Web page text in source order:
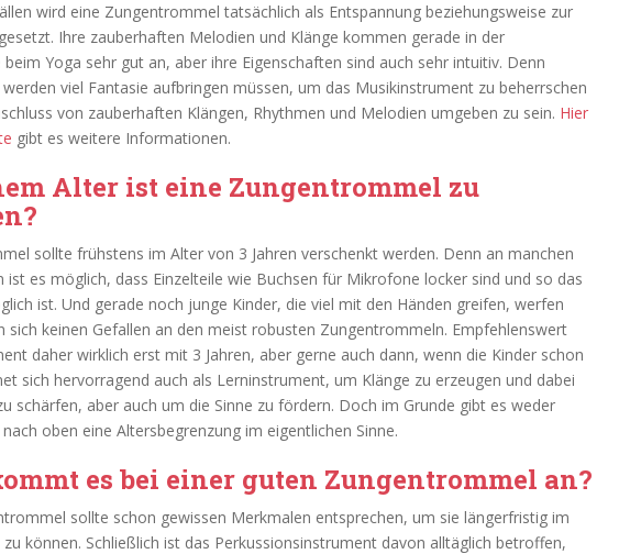
wird eine Zungentrommel tatsächlich als Entspannung beziehungsweise zur
Ihre zauberhaften Melodien und Klänge kommen gerade in der
beim Yoga sehr gut an, aber ihre Eigenschaften sind auch sehr intuitiv. Denn
viel Fantasie aufbringen müssen, um das Musikinstrument zu beherrschen
von zauberhaften Klängen, Rhythmen und Melodien umgeben zu sein. Hier
gibt es weitere Informationen.
Alter ist eine Zungentrommel zu
sollte frühstens im Alter von 3 Jahren verschenkt werden. Denn an manchen
ist es möglich, dass Einzelteile wie Buchsen für Mikrofone locker sind und so das
ist. Und gerade noch junge Kinder, die viel mit den Händen greifen, werfen
sich keinen Gefallen an den meist robusten Zungentrommeln. Empfehlenswert
daher wirklich erst mit 3 Jahren, aber gerne auch dann, wenn die Kinder schon
sich hervorragend auch als Lerninstrument, um Klänge zu erzeugen und dabei
schärfen, aber auch um die Sinne zu fördern. Doch im Grunde gibt es weder
oben eine Altersbegrenzung im eigentlichen Sinne.
es bei einer guten Zungentrommel an?
sollte schon gewissen Merkmalen entsprechen, um sie längerfristig im
können. Schließlich ist das Perkussionsinstrument davon alltäglich betroffen,